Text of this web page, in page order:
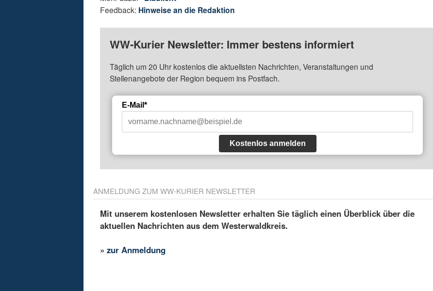
Feedback: Hinweise an die Redaktion
WW-Kurier Newsletter: Immer bestens informiert
Täglich um 20 Uhr kostenlos die aktuellsten Nachrichten, Veranstaltungen und
Stellenangebote der Region bequem ins Postfach.
E-Mail*
Kostenlos anmelden
ANMELDUNG ZUM WW-KURIER NEWSLETTER
Mit unserem kostenlosen Newsletter erhalten Sie täglich einen Überblick über die
aktuellen Nachrichten aus dem Westerwaldkreis.
»zur Anmeldung